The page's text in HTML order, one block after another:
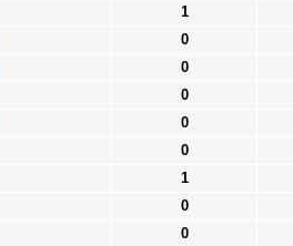
1
0
0
0
0
0
1
0
0